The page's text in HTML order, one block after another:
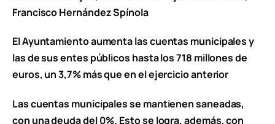
Francisco Hernández Spínola
El Ayuntamiento aumenta las cuentas municipales y
las de sus entes públicos hasta los 718 millones de
euros, un 3,7% más que en el ejercicio anterior
Las cuentas municipales se mantienen saneadas,
con una deuda del 0%. Esto se logra, además, con